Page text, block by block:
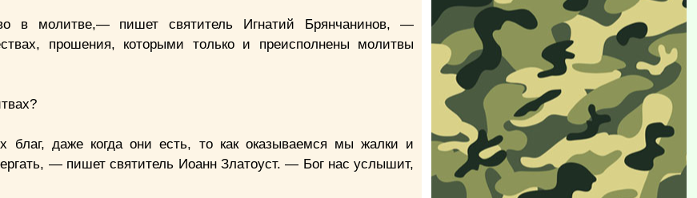
в молитве,— пишет святитель Игнатий Брянчанинов, —
прошения, которыми только и преисполнены молитвы
благ, даже когда они есть, то как оказываемся мы жалки и
— пишет святитель Иоанн Златоуст. — Бог нас услышит,